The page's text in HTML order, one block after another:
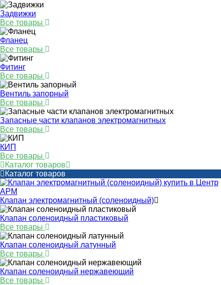
Задвижки
Все товары
Фланец
Все товары
Фитинг
Все товары
Вентиль запорный
Все товары
Запасные части клапанов электромагнитных
Все товары
КИП
Все товары
Каталог товаров
Каталог товаров
Клапан электромагнитный (соленоидный)
Клапан соленоидный пластиковый
Все товары
Клапан соленоидный латунный
Все товары
Клапан соленоидный нержавеющий
Все товары